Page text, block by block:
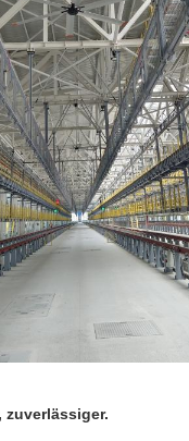
zuverlässiger.